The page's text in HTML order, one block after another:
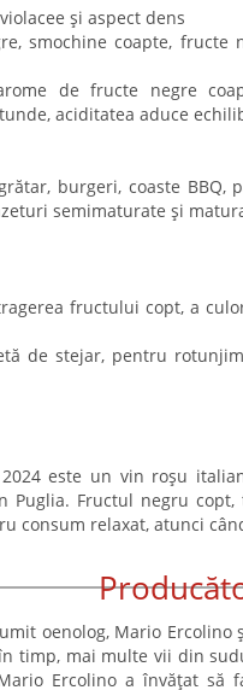
și aspect dens
smochine coapte,
de fructe negre
aciditatea aduce
burgeri, coaste BBQ,
semimaturate și
fructului copt, a
de stejar, pentru
este un vin roșu
Fructul negru
consum relaxat, atunci
oenolog, Mario Ercolino
timp, mai multe vii din
Ercolino a învățat